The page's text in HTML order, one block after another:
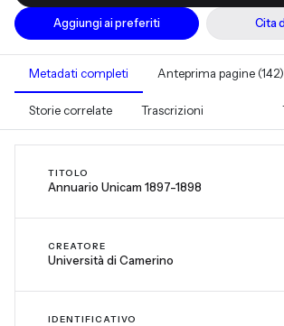
Aggiungi ai preferiti Cita
Metadati completi Anteprima pagine (142)
Storie correlate Trascrizioni
TITOLO
Annuario Unicam 1897-1898
CREATORE
Università di Camerino
IDENTIFICATIVO